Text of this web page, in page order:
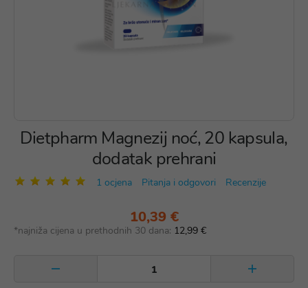
Dietpharm Magnezij noć, 20 kapsula,
dodatak prehrani
1 ocjena Pitanja i odgovori Recenzije
10,39 €
*najniža cijena u prethodnih 30 dana: 12,99 €